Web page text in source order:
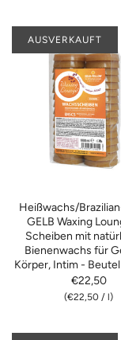
Heißwachs/
GELB Waxing
Scheiben mit
Bienenwachs für
Körper, Intim -
€22,50
(€22,50 / l)
AUSVERKAUFT